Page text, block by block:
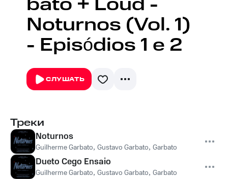
Noturnos (Vol. 1)
- Episódios 1 e 2
СЛУШАТЬ
Треки
Noturnos
Guilherme Garbato, Gustavo Garbato, Garbato + Loud
Dueto Cego Ensaio
Guilherme Garbato, Gustavo Garbato, Garbato + Loud